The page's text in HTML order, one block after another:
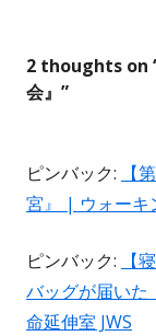
ビ
ー
シ
ョ
ン
2 thoughts on
会』 ”
ピンバック:
【
宮』 | ウォーキ
ピンバック:
【
バッグが届い
命延伸室 JWS